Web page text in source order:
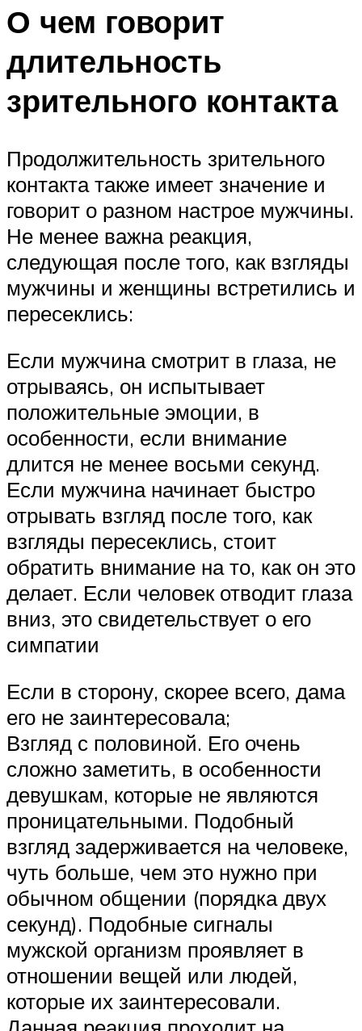
О чем говорит
длительность
зрительного контакта
Продолжительность зрительного
контакта также имеет значение и
говорит о разном настрое мужчины.
Не менее важна реакция,
следующая после того, как взгляды
мужчины и женщины встретились и
пересеклись:
Если мужчина смотрит в глаза, не
отрываясь, он испытывает
положительные эмоции, в
особенности, если внимание
длится не менее восьми секунд.
Если мужчина начинает быстро
отрывать взгляд после того, как
взгляды пересеклись, стоит
обратить внимание на то, как он это
делает. Если человек отводит глаза
вниз, это свидетельствует о его
симпатии
Если в сторону, скорее всего, дама
его не заинтересовала;
Взгляд с половиной. Его очень
сложно заметить, в особенности
девушкам, которые не являются
проницательными. Подобный
взгляд задерживается на человеке,
чуть больше, чем это нужно при
обычном общении (порядка двух
секунд). Подобные сигналы
мужской организм проявляет в
отношении вещей или людей,
которые их заинтересовали.